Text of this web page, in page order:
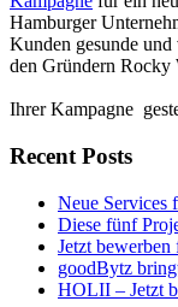
Hamburger
Kunden gesunde und
den Gründern Rocky
Ihrer Kampagne
Recent Posts
Neue Services
Diese fünf
Jetzt
goodBytz
HOLII – Jetzt